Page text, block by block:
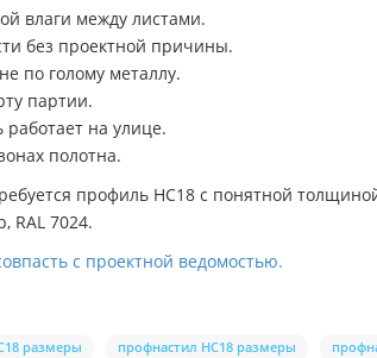
влаги между листами.
без проектной причины.
по голому металлу.
партии.
на улице.
полотна.
профиль НС18 с понятной
RAL 7024.
с проектной ведомостью.
размеры профнастил НС18 размеры